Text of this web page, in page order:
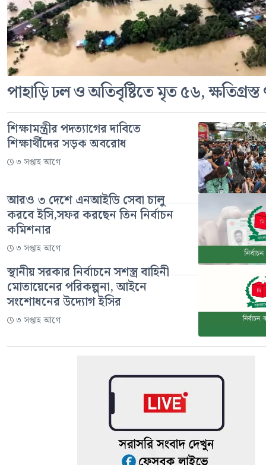
পাহাড়ি ঢল ও অতিবৃষ্টিতে মৃত ৫৬,
শিক্ষামন্ত্রীর পদত্যাগের দাবিতে
শিক্ষার্থীদের সড়ক অবরোধ
৩ সপ্তাহ আগে
আরও ৩ দেশে এনআইডি সেবা চালু
করবে ইসি,সফর করছেন তিন নির্বাচন
কমিশনার
৩ সপ্তাহ আগে
স্থানীয় সরকার নির্বাচনে সশস্ত্র বাহিনী
মোতায়েনের পরিকল্পনা, আইনে
সংশোধনের উদ্যোগ ইসির
৩ সপ্তাহ আগে